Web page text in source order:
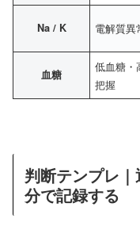
Na / K 電解質異
血糖
低血糖・
把握
判断テンプレ
分で記録する